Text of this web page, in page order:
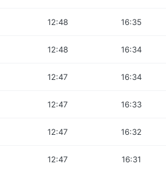
12:48 16:35
12:48 16:34
12:47 16:34
12:47 16:33
12:47 16:32
12:47 16:31